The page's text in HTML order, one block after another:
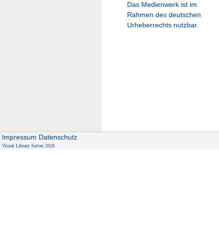
Das Medienwerk ist im
Rahmen des deutschen
Urheberrechts nutzbar.
Impressum Datenschutz
Visual Library Server 2026